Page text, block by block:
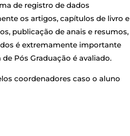
de registro de dados
os artigos, capítulos de livro e
publicação de anais e resumos,
é extremamente importante
Pós Graduação é avaliado.
coordenadores caso o aluno